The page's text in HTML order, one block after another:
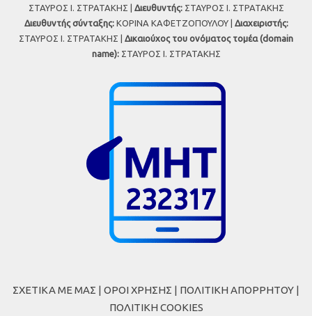
ΣΤΑΥΡΟΣ Ι. ΣΤΡΑΤΑΚΗΣ | Διευθυντής:ΣΤΑΥΡΟΣ Ι. ΣΤΡΑΤΑΚΗΣ
Διευθυντής σύνταξης:ΚΟΡΙΝΑ ΚΑΦΕΤΖΟΠΟΥΛΟΥ | Διαχειριστής:
ΣΤΑΥΡΟΣ Ι. ΣΤΡΑΤΑΚΗΣ | Δικαιούχος του ονόματος τομέα (domain
name):ΣΤΑΥΡΟΣ Ι. ΣΤΡΑΤΑΚΗΣ
ΣΧΕΤΙΚΑ ΜΕ ΜΑΣ | ΟΡΟΙ ΧΡΗΣΗΣ | ΠΟΛΙΤΙΚΗ ΑΠΟΡΡΗΤΟΥ |
ΠΟΛΙΤΙΚΗ COOKIES